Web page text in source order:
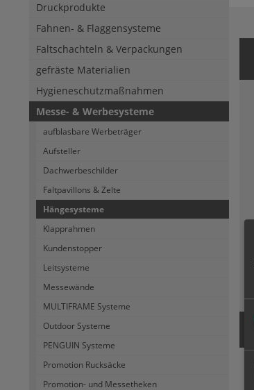
Druckprodukte
Fahnen- & Flaggensysteme
Faltschachteln & Verpackungen
gefräste Materialien
Hygieneschutzmaßnahmen
Messe- & Werbesysteme
aufblasbare Werbeträger
Aufsteller
Dachwerbeschilder
Faltpavillons & Zelte
Hängesysteme
Klapprahmen
Kundenstopper
Leitsysteme
Messewände
MULTIFRAME Systeme
Outdoor Systeme
PENGUIN Systeme
Promotion Rucksäcke
Promotion- und Messetheken